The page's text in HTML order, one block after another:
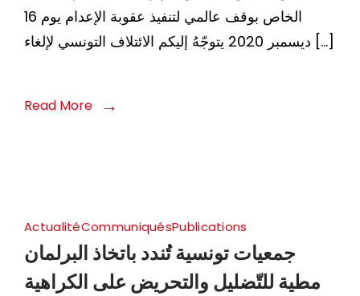
الخاص بوقف عالمي لتنفيذ عقوبة الإعدام يوم 16
ديسمبر 2020 يتوجّهُ إليكم الائتلاف التونسي لإلغاء […]
Read More
ActualitéCommuniquésPublications
جمعيات تونسية تُندد باتخاذ البرلمان
مطية للتّضليل والتحريض على الكراهية